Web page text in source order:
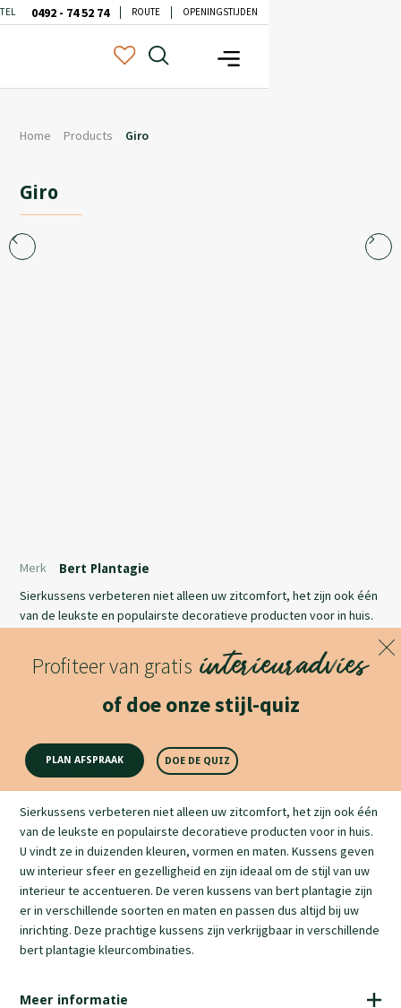
TEL 0492 - 74 52 74 ROUTE OPENINGSTIJDEN
Home Products Giro
Giro
Sierkussens verbeteren niet alleen uw zitcomfort, het zijn ook één
van de leukste en populairste decoratieve producten voor in huis.
uw interieur sfeer en gezelligheid en zijn ideaal om de stijl van uw
interieur te accentueren. De veren kussens van bert plantagie zijn
er in verschillende soorten en maten en passen dus altijd bij uw
inrichting. Deze prachtige kussens zijn verkrijgbaar in verschillende
Lees meer
Merk Bert Plantagie
Profiteer van gratis interieuradvies
of doe onze stijl-quiz
PLAN AFSPRAAK DOE DE QUIZ
Productomschrijving
Sierkussens verbeteren niet alleen uw zitcomfort, het zijn ook één
van de leukste en populairste decoratieve producten voor in huis.
U vindt ze in duizenden kleuren, vormen en maten. Kussens geven
uw interieur sfeer en gezelligheid en zijn ideaal om de stijl van uw
interieur te accentueren. De veren kussens van bert plantagie zijn
er in verschillende soorten en maten en passen dus altijd bij uw
inrichting. Deze prachtige kussens zijn verkrijgbaar in verschillende
bert plantagie kleurcombinaties.
Meer informatie